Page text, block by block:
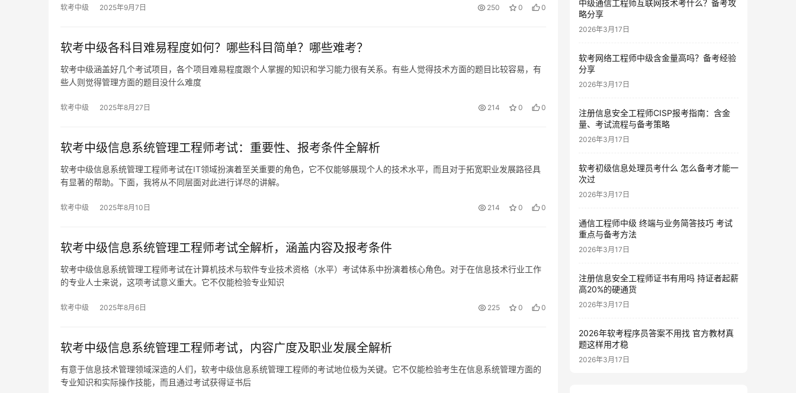
软考中级 2025年9月7日 250 0 0
软考中级各科目难易程度如何？哪些科目简单？哪些难考？
软考中级涵盖好几个考试项目，各个项目难易程度跟个人掌握的知识和学习能力很有关系。有些人觉得技术方面的题目比较容易，有
些人则觉得管理方面的题目没什么难度
软考中级 2025年8月27日 214 0 0
软考中级信息系统管理工程师考试：重要性、报考条件全解析
软考中级信息系统管理工程师考试在IT领域扮演着至关重要的角色，它不仅能够展现个人的技术水平，而且对于拓宽职业发展路径具
有显著的帮助。下面，我将从不同层面对此进行详尽的讲解。
软考中级 2025年8月10日 214 0 0
软考中级信息系统管理工程师考试全解析，涵盖内容及报考条件
软考中级信息系统管理工程师考试在计算机技术与软件专业技术资格（水平）考试体系中扮演着核心角色。对于在信息技术行业工作
的专业人士来说，这项考试意义重大。它不仅能检验专业知识
软考中级 2025年8月6日 225 0 0
软考中级信息系统管理工程师考试，内容广度及职业发展全解析
有意于信息技术管理领域深造的人们，软考中级信息系统管理工程师的考试地位极为关键。它不仅能检验考生在信息系统管理方面的
专业知识和实际操作技能，而且通过考试获得证书后
中级通信工程师互联网技术考什么？备考攻
略分享
2026年3月17日
软考网络工程师中级含金量高吗？备考经验
分享
2026年3月17日
注册信息安全工程师CISP报考指南：含金
量、考试流程与备考策略
2026年3月17日
软考初级信息处理员考什么 怎么备考才能一
次过
2026年3月17日
通信工程师中级 终端与业务简答技巧 考试
重点与备考方法
2026年3月17日
注册信息安全工程师证书有用吗 持证者起薪
高20%的硬通货
2026年3月17日
2026年软考程序员答案不用找 官方教材真
题这样用才稳
2026年3月17日